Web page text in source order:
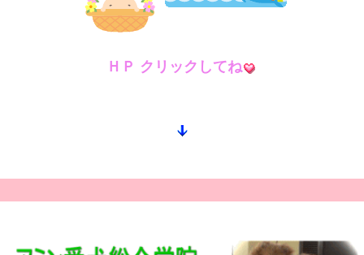
ＨＰ クリックしてね